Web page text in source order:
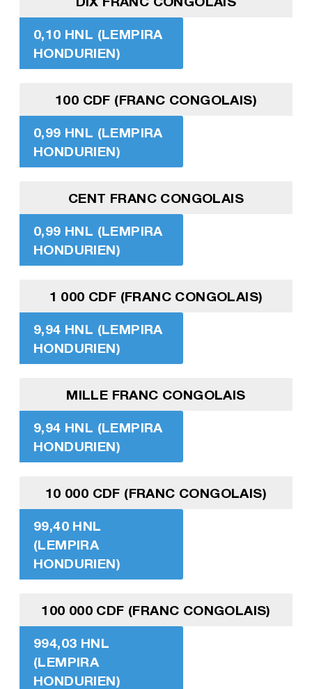
0,10 HNL (LEMPIRA
HONDURIEN)
100 CDF (FRANC CONGOLAIS)
0,99 HNL (LEMPIRA
HONDURIEN)
CENT FRANC CONGOLAIS
0,99 HNL (LEMPIRA
HONDURIEN)
1 000 CDF (FRANC CONGOLAIS)
9,94 HNL (LEMPIRA
HONDURIEN)
MILLE FRANC CONGOLAIS
9,94 HNL (LEMPIRA
HONDURIEN)
10 000 CDF (FRANC CONGOLAIS)
99,40 HNL
(LEMPIRA
HONDURIEN)
100 000 CDF (FRANC CONGOLAIS)
994,03 HNL
(LEMPIRA
HONDURIEN)